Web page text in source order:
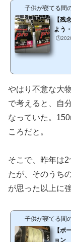
子供が寝てる間
【残
よう
やはり不意な大
で考えると、自
なっていた。
ころだと。
そこで、昨年は
たが、そのうち
が思った以上に
子供が寝てる間
【ボ
ョン